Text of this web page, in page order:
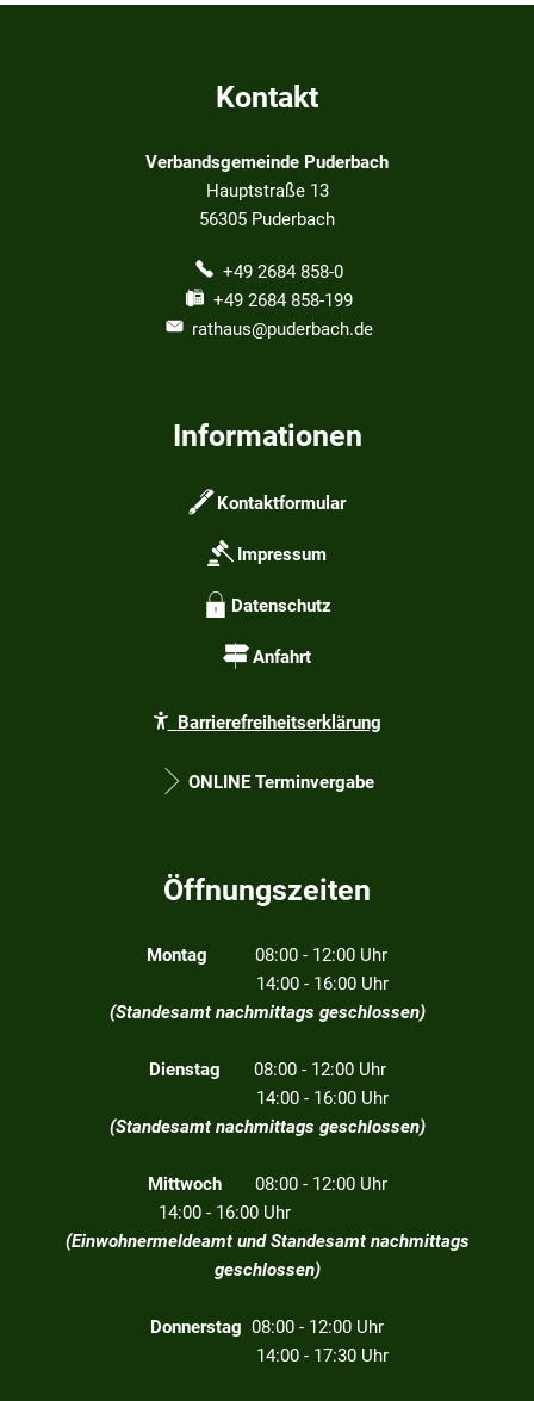
Kontakt
Verbandsgemeinde Puderbach
Hauptstraße 13
56305 Puderbach
+49 2684 858-0
+49 2684 858-199
rathaus@puderbach.de
Informationen
Kontaktformular
Impressum
Datenschutz
Anfahrt
Barrierefreiheitserklärung
ONLINE Terminvergabe
Öffnungszeiten
Montag 08:00 - 12:00 Uhr
14:00 - 16:00 Uhr
(Standesamt nachmittags geschlossen)
Dienstag 08:00 - 12:00 Uhr
14:00 - 16:00 Uhr
(Standesamt nachmittags geschlossen)
Mittwoch 08:00 - 12:00 Uhr
14:00 - 16:00 Uhr
(Einwohnermeldeamt und Standesamt nachmittags
geschlossen)
Donnerstag 08:00 - 12:00 Uhr
14:00 - 17:30 Uhr